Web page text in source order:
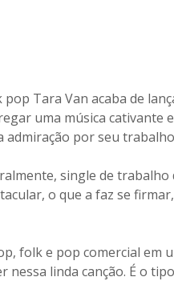
Tara Van acaba de
uma música cativante
por seu
single de
o que a faz se
folk e pop comercial em
linda canção. É o